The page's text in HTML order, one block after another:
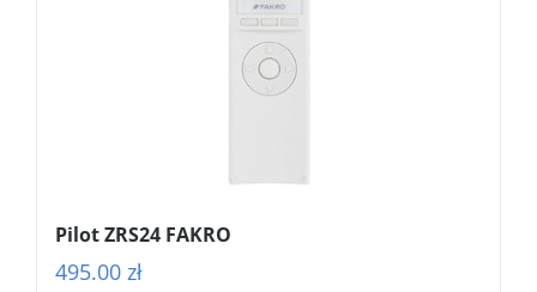
Pilot ZRS24 FAKRO
495.00 zł